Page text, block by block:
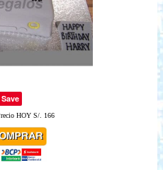
Save
HOY S/. 166